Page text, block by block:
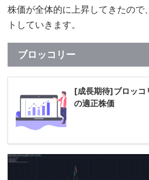
株価が全体的に上昇してきたので
トしていきます。
ブロッコリー
[成長期待]ブロッコ
の適正株価